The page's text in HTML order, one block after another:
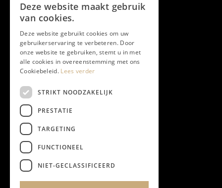
Facebook
Twitter
Instagram
YouTube
NIEUWSBRIEF
Deze website maakt gebruik
van cookies.
Deze website gebruikt cookies om uw
gebruikerservaring te verbeteren. Door
onze website te gebruiken, stemt u in met
alle cookies in overeenstemming met ons
Cookiebeleid. Lees verder
STRIKT NOODZAKELIJK
PRESTATIE
TARGETING
FUNCTIONEEL
NIET-GECLASSIFICEERD